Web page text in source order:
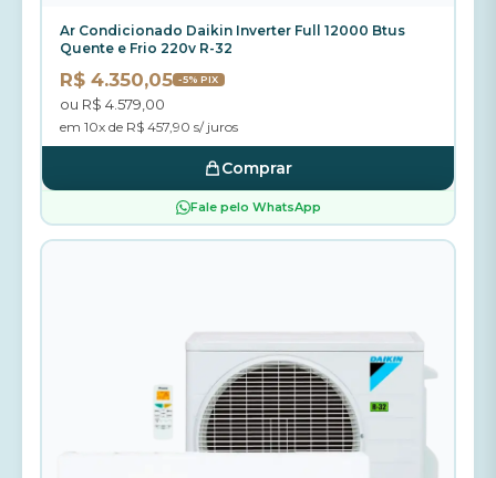
Ar Condicionado Daikin Inverter Full 12000 Btus
Quente e Frio 220v R-32
R$ 4.350,05 -5% PIX
ou R$ 4.579,00
em 10x de R$ 457,90 s/ juros
Comprar
Fale pelo WhatsApp